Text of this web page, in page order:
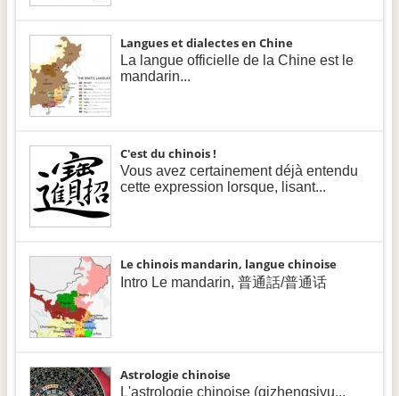
Langues et dialectes en Chine
La langue officielle de la Chine est le
mandarin...
C'est du chinois !
Vous avez certainement déjà entendu
cette expression lorsque, lisant...
Le chinois mandarin, langue chinoise
Intro Le mandarin, 普通話/普通话
Astrologie chinoise
L'astrologie chinoise (qizhengsiyu...